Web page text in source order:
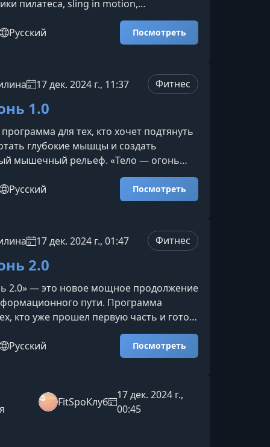
пилатеса, sling in motion,
тренинга и лечебной физкультуры
систему, которая помогает
снять боли, укрепить мышцы и
элементы программы5
неделю — направлены на укрепление
осанки,
Русский Посмотреть
17 дек. 2024 г., 11:37 Фитнес
1.0
для тех, кто хочет подтянуть
глубокие мышцы и создать
мышечный рельеф. «Тело — огонь
функциональные нагрузки, работу с
техники, которые
на новый уровень
мышечных групп, которые
в рамках обычных тренировок.
структуры занятий
Русский Посмотреть
17 дек. 2024 г., 01:47 Фитнес
2.0
2.0» — это новое мощное продолжение
пути. Программа
кто уже прошел первую часть и готов
уровень силы, гибкости и
Больше эффекта, глубже
результаты.Что включает
тренировка направлена на
слоев мышц и мягких тканей,
активируются в классическом ф
Русский Посмотреть
FitSpoКлуб
17 дек. 2024 г.,
00:45